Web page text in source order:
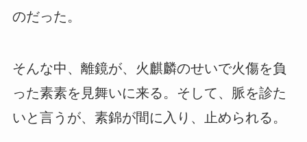
のだった。
そんな中、離鏡が、火麒麟のせいで火傷を負
った素素を見舞いに来る。そして、脈を診た
いと言うが、素錦が間に入り、止められる。